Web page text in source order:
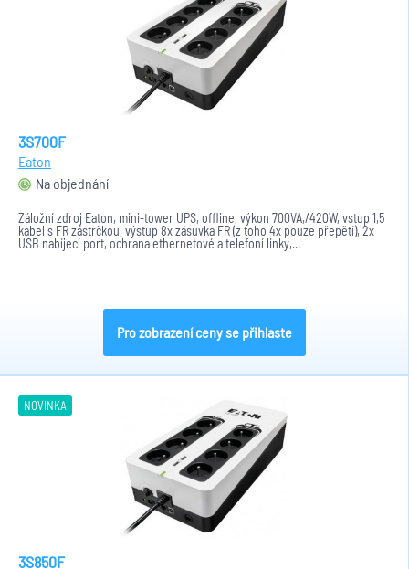
3S700F
Eaton
Na objednání
Záložní zdroj Eaton, mini-tower UPS, offline, výkon 700VA,/420W, vstup 1,5
kabel s FR zástrčkou, výstup 8x zásuvka FR (z toho 4x pouze přepětí), 2x
USB nabíjecí port, ochrana ethernetové a telefoní linky,...
Pro zobrazení ceny se přihlaste
NOVINKA
3S850F